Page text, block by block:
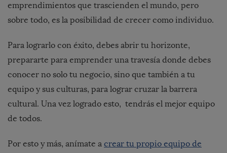
emprendimientos que trascienden el mundo, pero
sobre todo, es la posibilidad de crecer como individuo.
Para lograrlo con éxito, debes abrir tu horizonte,
prepararte para emprender una travesía donde debes
conocer no solo tu negocio, sino que también a tu
equipo y sus culturas, para lograr cruzar la barrera
cultural. Una vez logrado esto, tendrás el mejor equipo
de todos.
Por esto y más, anímate a crear tu propio equipo de